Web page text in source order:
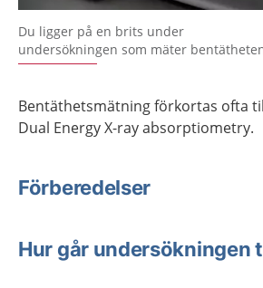
Du ligger på en brits under
undersökningen som mäter
Bentäthetsmätning förkortas ofta
Dual Energy X-ray absorptiometry.
Förberedelser
Hur går undersökningen